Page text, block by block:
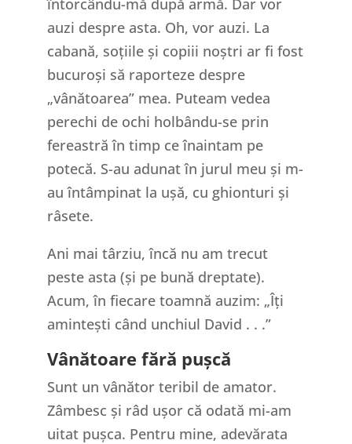
auzi despre asta. Oh, vor auzi. La
cabană, soțiile și copiii noștri ar fi fost
bucuroși să raporteze despre
„vânătoarea” mea. Puteam vedea
perechi de ochi holbându-se prin
fereastră în timp ce înaintam pe
potecă. S-au adunat în jurul meu și m-
au întâmpinat la ușă, cu ghionturi și
râsete.
Ani mai târziu, încă nu am trecut
peste asta (și pe bună dreptate).
Acum, în fiecare toamnă auzim: „Îți
amintești când unchiul David . . .”
Vânătoare fără pușcă
Sunt un vânător teribil de amator.
Zâmbesc și râd ușor că odată mi-am
uitat pușca. Pentru mine, adevărata